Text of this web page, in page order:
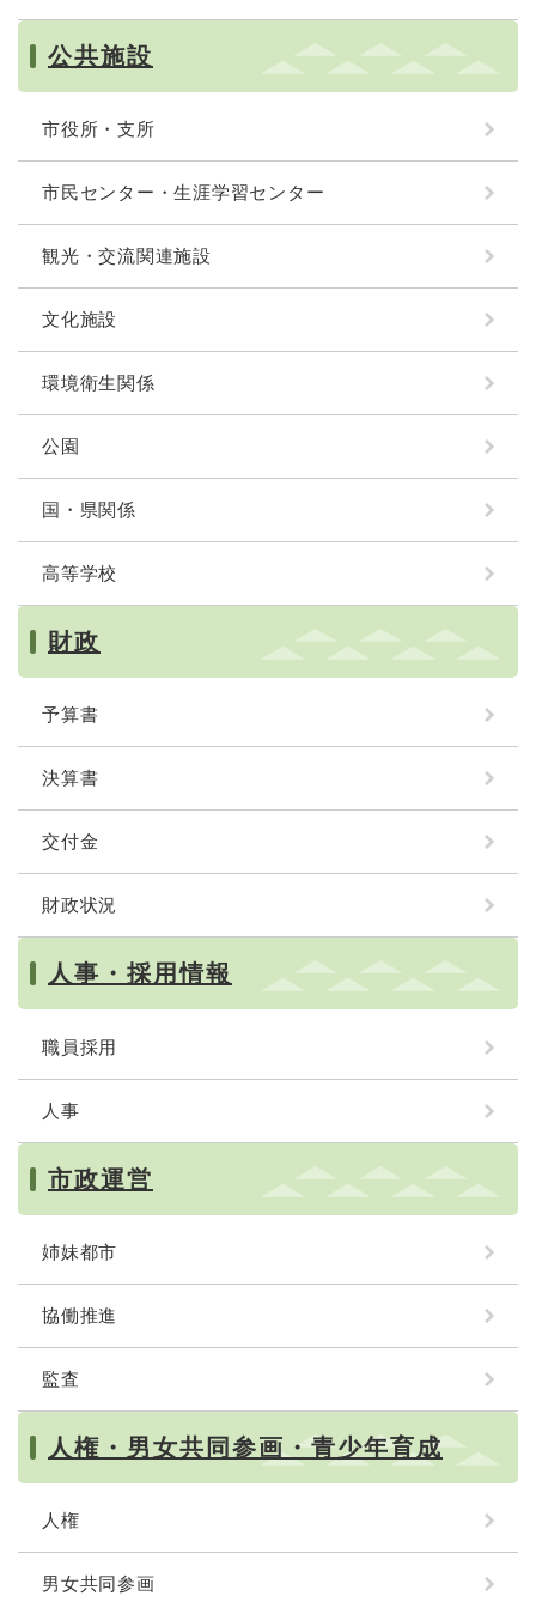
公共施設
市役所・支所
市民センター・生涯学習センター
観光・交流関連施設
文化施設
環境衛生関係
公園
国・県関係
高等学校
財政
予算書
決算書
交付金
財政状況
人事・採用情報
職員採用
人事
市政運営
姉妹都市
協働推進
監査
人権・男女共同参画・青少年育成
人権
男女共同参画